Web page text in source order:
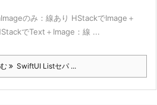
のみ：線あり HStackでImage＋
でText＋Image：線 ...
SwiftUI Listセパ ...